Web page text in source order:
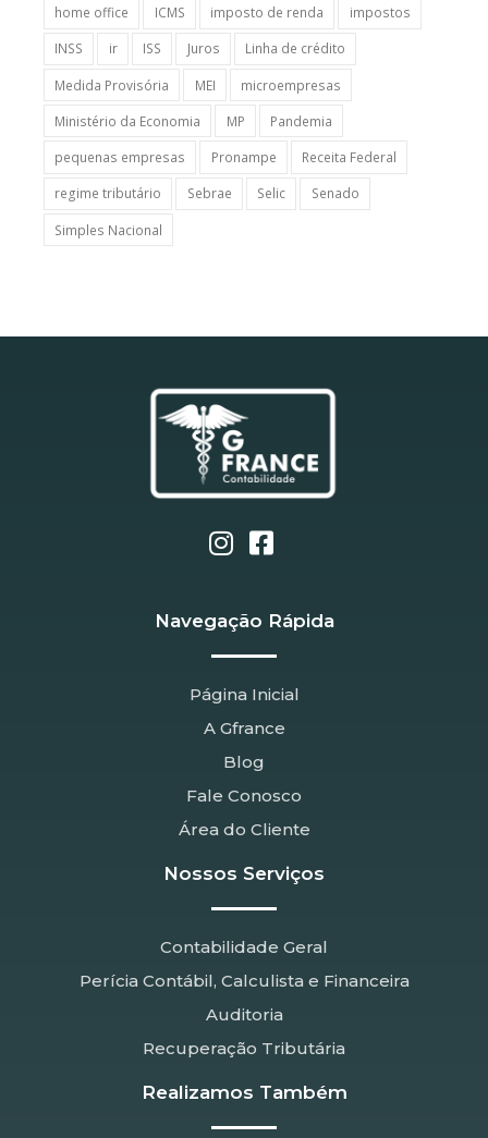
home office
ICMS imposto de renda
impostos
INSS
ir ISS Juros
Linha de crédito
Medida Provisória
MEI
microempresas
Ministério da Economia
MP
Pandemia
pequenas empresas
Pronampe
Receita Federal
regime tributário
Sebrae Selic
Senado
Simples Nacional
Navegação Rápida
Página Inicial
A Gfrance
Blog
Fale Conosco
Área do Cliente
Nossos Serviços
Contabilidade Geral
Perícia Contábil, Calculista e Financeira
Auditoria
Recuperação Tributária
Realizamos Também